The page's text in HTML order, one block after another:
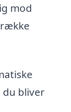
mod
du bliver